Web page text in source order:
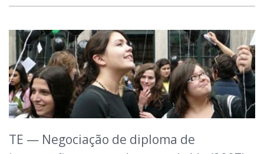
TE — Negociação de diploma de